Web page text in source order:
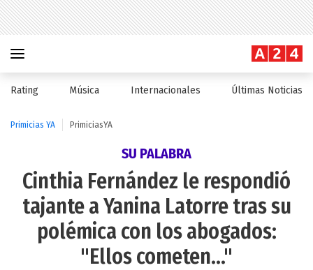
Rating Música Internacionales Últimas Noticias
Primicias YA PrimiciasYA
SU PALABRA
Cinthia Fernández le respondió
tajante a Yanina Latorre tras su
polémica con los abogados:
"Ellos cometen..."